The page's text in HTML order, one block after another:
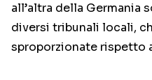
all’altra della Germania
diversi tribunali locali,
sproporzionate rispetto